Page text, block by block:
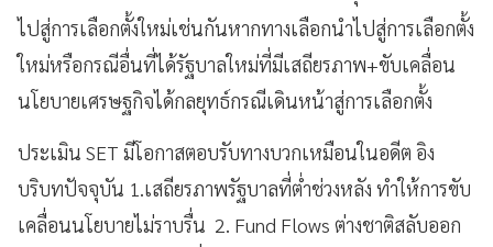
ไปสู่การเลือกตั้งใหม่เช่นกันหากทางเลือกนำไปสู่การเลือกตั้ง
ใหม่หรือกรณีอื่นที่ได้รัฐบาลใหม่ที่มีเสถียรภาพ+ขับเคลื่อน
นโยบายเศรษฐกิจได้กลยุทธ์กรณีเดินหน้าสู่การเลือกตั้ง
ประเมิน SET มีโอกาสตอบรับทางบวกเหมือนในอดีต อิง
บริบทปัจจุบัน 1.เสถียรภาพรัฐบาลที่ต่ำช่วงหลัง ทำให้การขับ
เคลื่อนนโยบายไม่ราบรื่น 2. Fund Flows ต่างชาติสลับออก